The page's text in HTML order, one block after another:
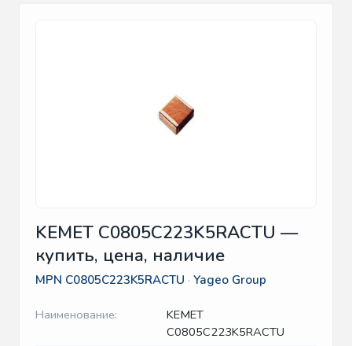
KEMET C0805C223K5RACTU —
купить, цена, наличие
MPN C0805C223K5RACTU · Yageo Group
Наименование:
KEMET
C0805C223K5RACTU